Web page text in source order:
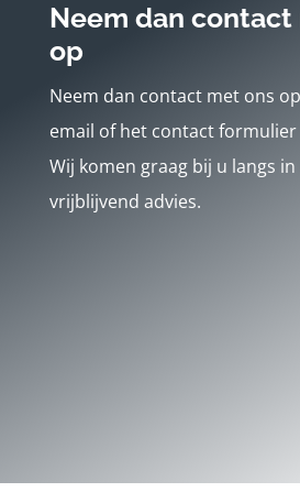
Neem dan contact
op
Neem dan contact met ons
email of het contact formulier
Wij komen graag bij u langs
vrijblijvend advies.